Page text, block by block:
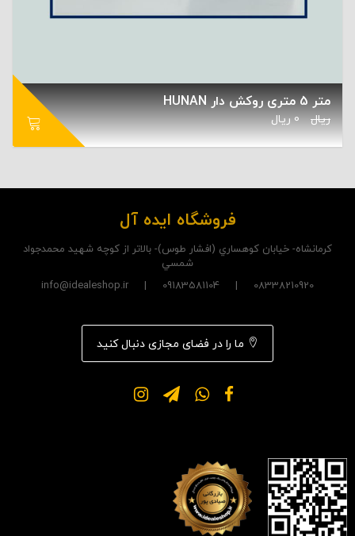
متر 5 متری روکش دار HUNAN
ریال 0 ریال
فروشگاه ایده آل
کرمانشاه- خيابان کوهساري (افشار طوس)- بالاتر از کوچه شهيد محمدجواد
شمسي
08338210920 | 09183581104 | info@idealeshop.ir
ما را در فضای مجازی دنبال کنید